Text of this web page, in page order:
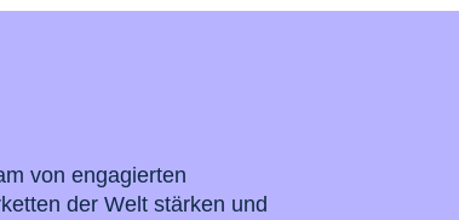
von engagierten
der Welt stärken und